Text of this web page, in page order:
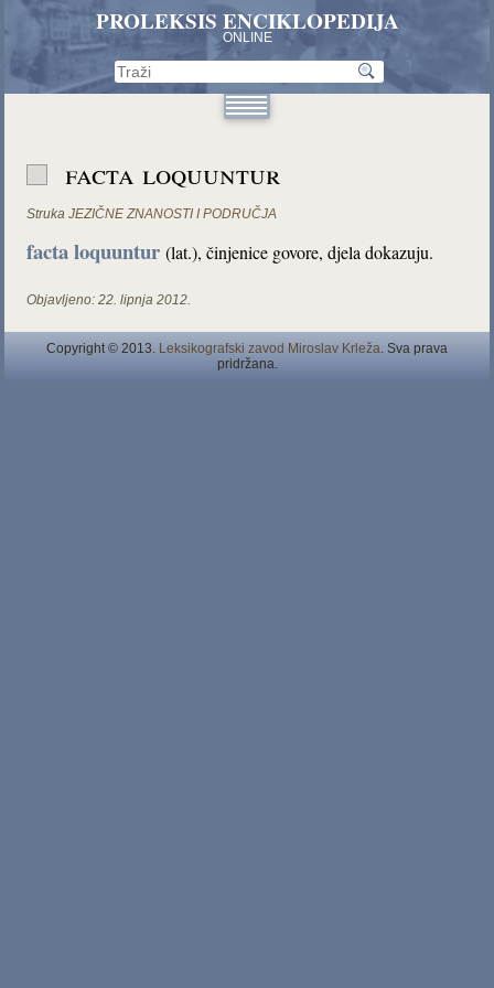
PROLEKSIS ENCIKLOPEDIJA
ONLINE
facta loquuntur
Struka JEZIČNE ZNANOSTI I PODRUČJA
facta loquuntur(lat.), činjenice govore, djela dokazuju.
Objavljeno: 22. lipnja 2012.
Copyright © 2013. Leksikografski zavod Miroslav Krleža. Sva prava
pridržana.